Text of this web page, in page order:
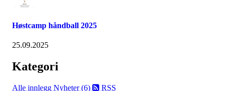
Høstcamp håndball 2025
25.09.2025
Kategori
Alle innlegg Nyheter (6) RSS